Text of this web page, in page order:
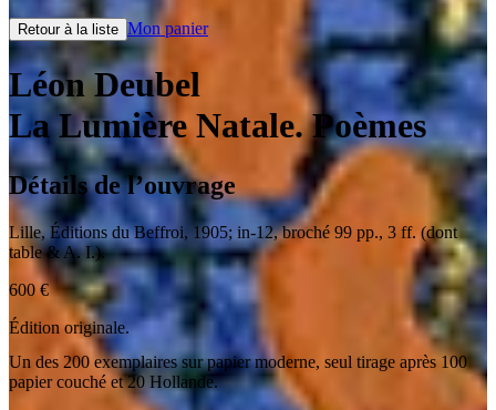
Retour à la liste Mon panier
Léon Deubel
La Lumière Natale. Poèmes
Détails de l’ouvrage
Lille, Éditions du Beffroi,1905; in-12, broché 99 pp., 3 ff. (dont
table & A. I.).
600€
Édition originale.
Un des 200 exemplaires sur papier moderne, seul tirage après 100
papier couché et 20 Hollande.